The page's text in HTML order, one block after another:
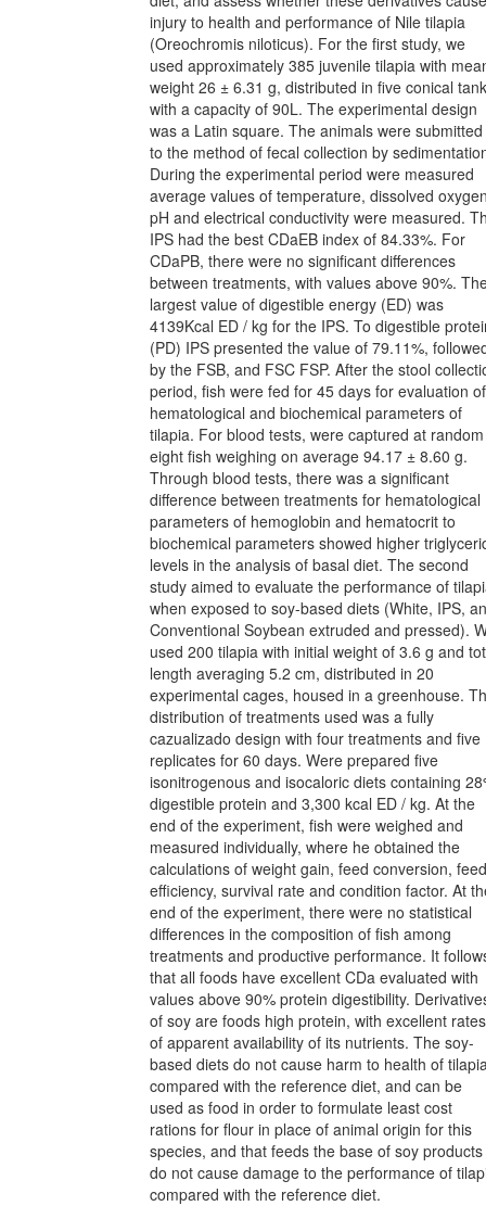
injury to health and performance of Nile tilapia
(Oreochromis niloticus). For the first study, we
used approximately 385 juvenile tilapia with
weight 26 ± 6.31 g, distributed in five conical
with a capacity of 90L. The experimental design
was a Latin square. The animals were submitted
to the method of fecal collection by
During the experimental period were measured
average values of temperature, dissolved
pH and electrical conductivity were measured.
IPS had the best CDaEB index of 84.33%. For
CDaPB, there were no significant differences
between treatments, with values above 90%.
largest value of digestible energy (ED) was
4139Kcal ED / kg for the IPS. To digestible
(PD) IPS presented the value of 79.11%,
by the FSB, and FSC FSP. After the stool
period, fish were fed for 45 days for evaluation of
hematological and biochemical parameters of
tilapia. For blood tests, were captured at random
eight fish weighing on average 94.17 ± 8.60 g.
Through blood tests, there was a significant
difference between treatments for hematological
parameters of hemoglobin and hematocrit to
biochemical parameters showed higher
levels in the analysis of basal diet. The second
study aimed to evaluate the performance of
when exposed to soy-based diets (White, IPS,
Conventional Soybean extruded and pressed).
used 200 tilapia with initial weight of 3.6 g and
length averaging 5.2 cm, distributed in 20
experimental cages, housed in a greenhouse.
distribution of treatments used was a fully
cazualizado design with four treatments and five
replicates for 60 days. Were prepared five
isonitrogenous and isocaloric diets containing
digestible protein and 3,300 kcal ED / kg. At the
end of the experiment, fish were weighed and
measured individually, where he obtained the
calculations of weight gain, feed conversion, feed
efficiency, survival rate and condition factor. At
end of the experiment, there were no statistical
differences in the composition of fish among
treatments and productive performance. It
that all foods have excellent CDa evaluated with
values above 90% protein digestibility.
of soy are foods high protein, with excellent rates
of apparent availability of its nutrients. The soy-
based diets do not cause harm to health of
compared with the reference diet, and can be
used as food in order to formulate least cost
rations for flour in place of animal origin for this
species, and that feeds the base of soy products
do not cause damage to the performance of
compared with the reference diet.